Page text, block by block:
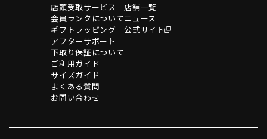
店頭受取サービス
会員ランクについて
ギフトラッピング
アフターサポート
下取り保証について
ご利用ガイド
サイズガイド
よくある質問
お問い合わせ
店舗一覧
ニュース
公式サイト